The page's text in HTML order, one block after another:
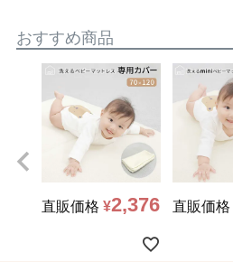
おすすめ商品
直販価格 ¥2,376 直販価格